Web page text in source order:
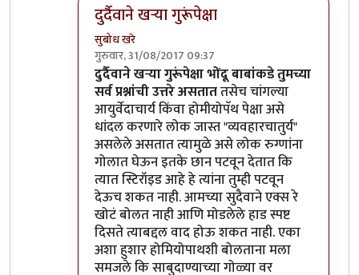
दुर्दैवाने खऱ्या गुरूंपेक्षा
सुबोध खरे
गुरुवार, 31/08/2017 09:37
In reply toसोप्पा उपाय....byडॉ श्रीहास
दुर्दैवाने खऱ्या गुरूंपेक्षा भोंदू बाबांकडे तुमच्या
सर्व प्रश्नांची उत्तरे असताततसेच चांगल्या
आयुर्वेदाचार्य किंवा होमीयोपॅथ पेक्षा असे
धांदल करणारे लोक जास्त "व्यवहारचातुर्य"
असलेले असतात त्यामुळे असे लोक रुग्णांना
गोलात घेऊन इतके छान पटवून देतात कि
त्यात स्टिरॉइड आहे हे त्यांना तुम्ही पटवून
देऊच शकत नाही. आमच्या सुदैवाने एक्स रे
खोटं बोलत नाही आणि मोडलेले हाड स्पष्ट
दिसते त्याबद्दल वाद होऊ शकत नाही. एका
अशा हुशार होमियोपाथशी बोलताना मला
समजले कि साबुदाण्याच्या गोळ्या वर